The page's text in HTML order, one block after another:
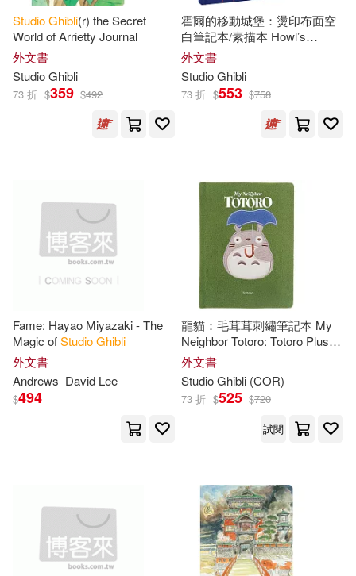
StudioGhibli(r) the Secret
World of Arrietty Journal
外文書
StudioGhibli
73 折 $359 $492
霍爾的移動城堡：燙印布面空
白筆記本/素描本 Howl’s
Moving Castle Sketchbook
外文書
StudioGhibli
73 折 $553 $758
Fame: Hayao Miyazaki - The
Magic ofStudioGhibli
外文書
Andrews David Lee
$494
龍貓：毛茸茸刺繡筆記本 My
Neighbor Totoro: Totoro Plush
Journal
外文書
StudioGhibli (COR)
73 折 $525 $720
試閱